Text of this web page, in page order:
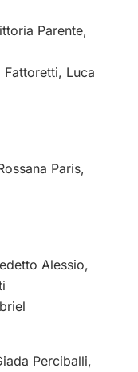
Parente,
Luca
Paris,
Alessio,
Perciballi,